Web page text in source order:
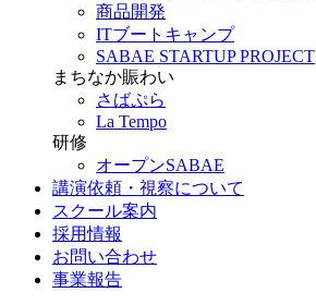
商品開発
ITブートキャンプ
SABAE STARTUP PROJECT
まちなか賑わい
さばぷら
La Tempo
研修
オープンSABAE
講演依頼・視察について
スクール案内
採用情報
お問い合わせ
事業報告